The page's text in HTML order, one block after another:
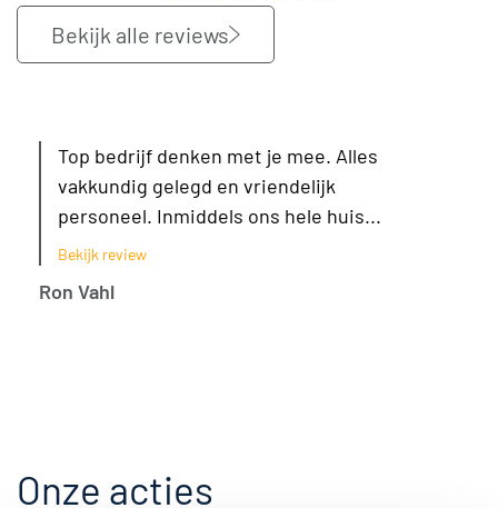
Bekijk alle reviews
Ron Vahl
Top bedrijf denken met je mee. Alles
vakkundig gelegd en vriendelijk
personeel. Inmiddels ons hele huis...
Bekijk review
Onze acties